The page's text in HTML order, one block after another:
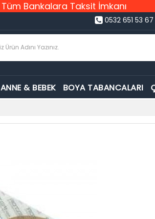
Tüm Bankalara Taksit İmkanı
0532 651 53 67
ANNE & BEBEK BOYA TABANCALARI